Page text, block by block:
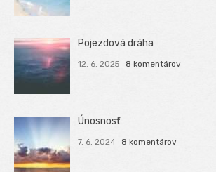
Pojezdová dráha
12. 6. 2025 8 komentárov
Únosnosť
7. 6. 2024 8 komentárov